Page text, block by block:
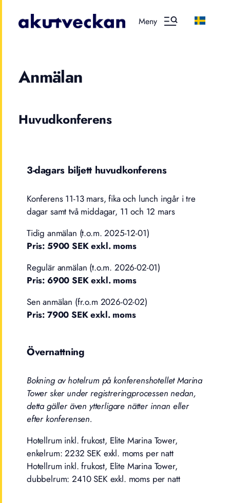
Meny
Anmälan
Huvudkonferens
3-dagars biljett huvudkonferens
Konferens 11-13 mars, fika och lunch ingår i tre
dagar samt två middagar, 11 och 12 mars
Tidig anmälan (t.o.m. 2025-12-01)
Pris: 5900 SEK exkl. moms
Regulär anmälan (t.o.m. 2026-02-01)
Pris: 6900 SEK exkl. moms
Sen anmälan (fr.o.m 2026-02-02)
Pris: 7900 SEK exkl. moms
Övernattning
Bokning av hotelrum på konferenshotellet Marina
Tower sker under registreringprocessen nedan,
detta gäller även ytterligare nätter innan eller
efter konferensen.
Hotellrum inkl. frukost, Elite Marina Tower,
enkelrum: 2232 SEK exkl. moms per natt
Hotellrum inkl. frukost, Elite Marina Tower,
dubbelrum: 2410 SEK exkl. moms per natt